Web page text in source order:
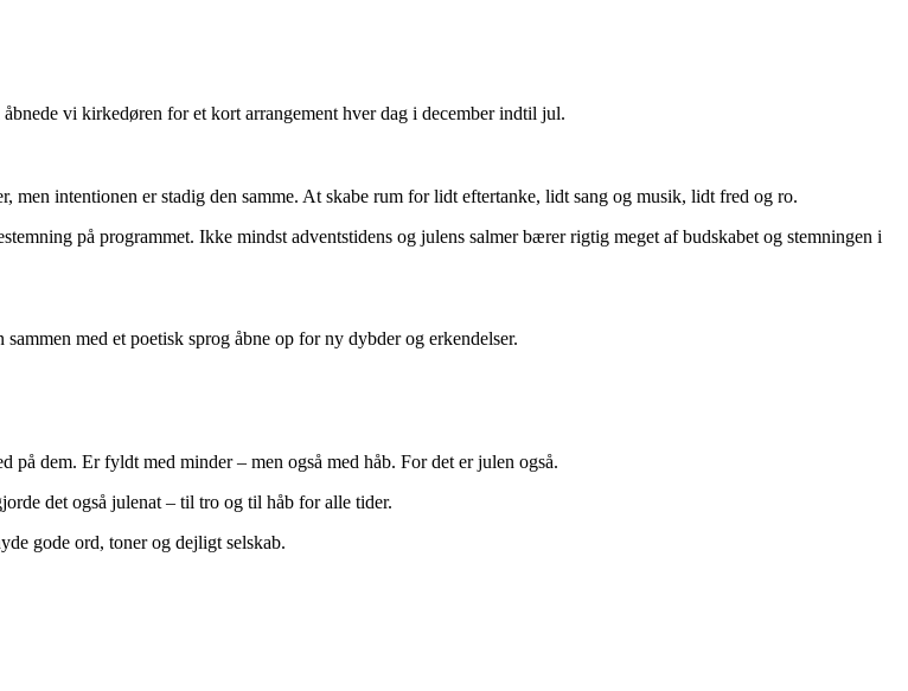
vi kirkedøren for et kort arrangement hver dag i december indtil jul.
men intentionen er stadig den samme. At skabe rum for lidt eftertanke, lidt sang og musik, lidt fred og ro.
på programmet. Ikke mindst adventstidens og julens salmer bærer rigtig meget af budskabet og stemningen i
med et poetisk sprog åbne op for ny dybder og erkendelser.
dem. Er fyldt med minder – men også med håb. For det er julen også.
det også julenat – til tro og til håb for alle tider.
gode ord, toner og dejligt selskab.